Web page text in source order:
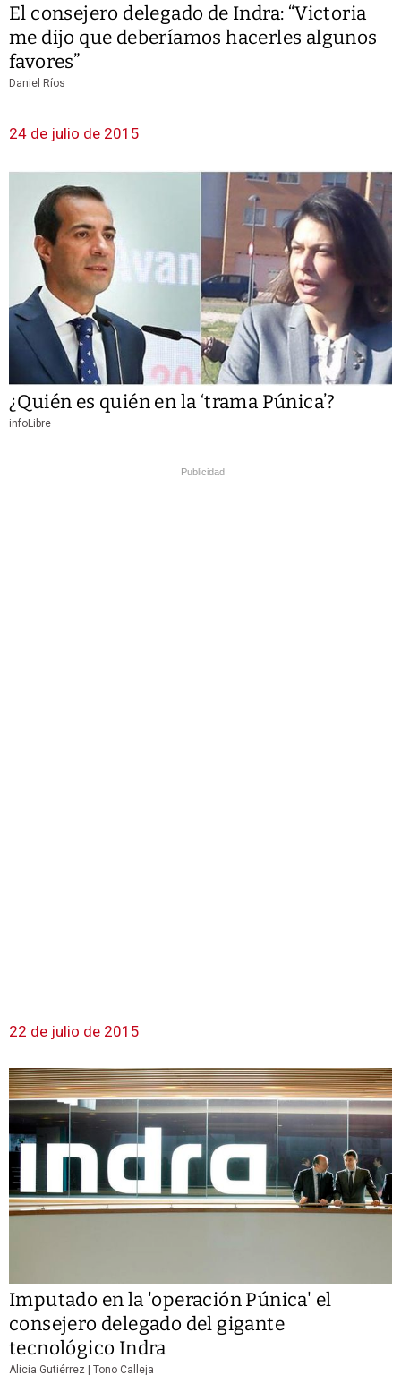
El consejero delegado de Indra: “Victoria
me dijo que deberíamos hacerles algunos
favores”
Daniel Ríos
24 de julio de 2015
¿Quién es quién en la ‘trama Púnica’?
infoLibre
Publicidad
22 de julio de 2015
Imputado en la 'operación Púnica' el
consejero delegado del gigante
tecnológico Indra
Alicia Gutiérrez | Tono Calleja